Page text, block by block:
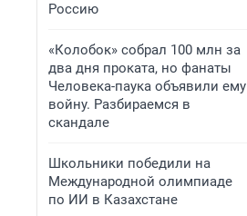
Россию
«Колобок» собрал 100 млн за
два дня проката, но фанаты
Человека-паука объявили ему
войну. Разбираемся в
скандале
Школьники победили на
Международной олимпиаде
по ИИ в Казахстане